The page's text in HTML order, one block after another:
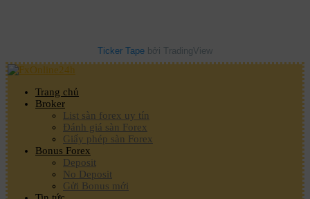
Ticker Tape bởi TradingView
Trang chủ
Broker
List sàn forex uy tín
Đánh giá sàn Forex
Giấy phép sàn Forex
Bonus Forex
Deposit
No Deposit
Gửi Bonus mới